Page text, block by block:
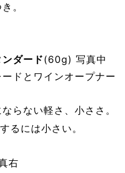
。
ダード(60g) 写真中
ドとワインオープナー
らない軽さ、小ささ。
るには小さい。
右